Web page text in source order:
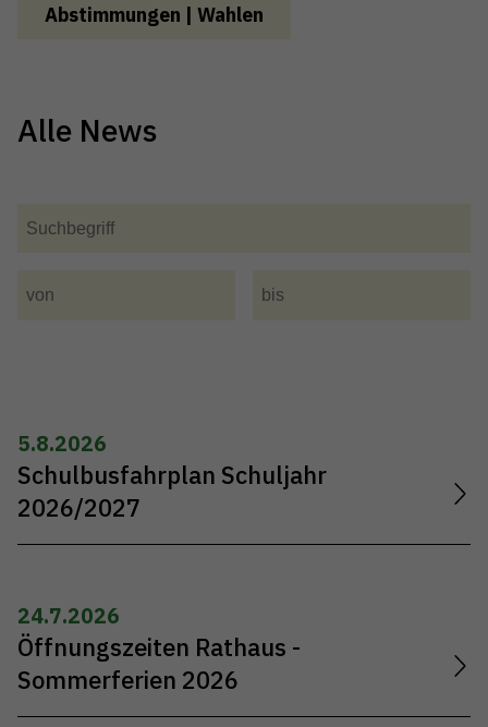
Abstimmungen | Wahlen
Alle News
5.8.2026
Schulbusfahrplan Schuljahr
2026/2027
24.7.2026
Öffnungszeiten Rathaus -
Sommerferien 2026